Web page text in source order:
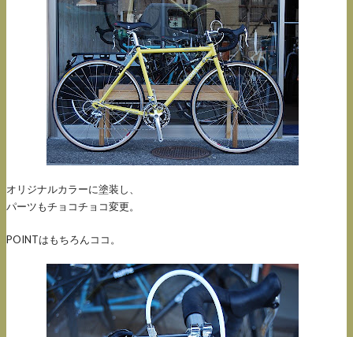
オリジナルカラーに塗装し、
パーツもチョコチョコ変更。
POINTはもちろんココ。